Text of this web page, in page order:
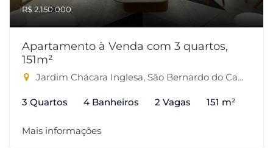
R$ 2.150.000
Apartamento à Venda com 3 quartos,
151m²
Jardim Chácara Inglesa, São Bernardo do Campo-SP
3 Quartos 4 Banheiros 2 Vagas 151 m²
Mais informações